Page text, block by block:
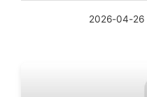
2026-04-26